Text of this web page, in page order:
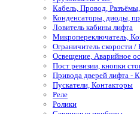
Кабель, Провод,
Конденсаторы, диоды,
Ловитель кабины лифта
Микропереключатель,
Ограничитель скорости
Освещение, Аварийное
Пост ревизии, кнопки
Привода дверей лифта -
Пускатели, Контакторы
Реле
Ролики